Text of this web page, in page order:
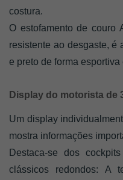
costura.
O estofamento de couro
resistente ao desgaste, é
e preto de forma esportiva
Display do motorista de
Um display
mostra informações
Destaca-se dos
clássicos redondos: A